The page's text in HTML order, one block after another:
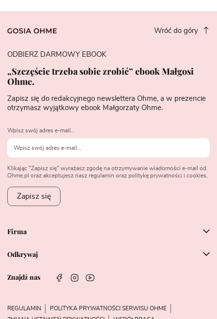
Wróć do góry
Firma
Odkrywaj
Znajdź nas
ODBIERZ DARMOWY EBOOK
„Szczęście trzeba sobie zrobić” ebook Małgosi
Ohme.
Zapisz się do redakcyjnego newslettera Ohme, a w prezencie
otrzymasz wyjątkowy ebook Małgorzaty Ohme.
Wpisz swój adres e-mail...
Klikając "Zapisz się" wyrażasz zgodę na otrzymywanie wiadomości e-mail od
Ohme.pl oraz akceptujesz nasz regulamin oraz politykę prywatności i cookies.
Zapisz się
REGULAMIN
POLITYKA PRYWATNOŚCI SERWISU OHME